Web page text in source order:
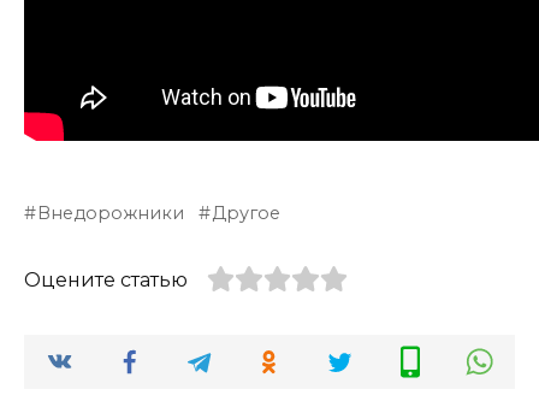
Внедорожники Другое
Оцените статью